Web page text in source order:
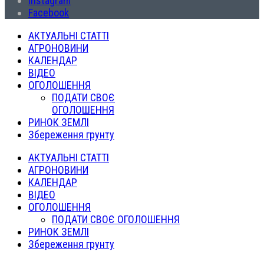
Facebook
АКТУАЛЬНІ СТАТТІ
АГРОНОВИНИ
КАЛЕНДАР
ВІДЕО
ОГОЛОШЕННЯ
ПОДАТИ СВОЄ
ОГОЛОШЕННЯ
РИНОК ЗЕМЛІ
Збереження грунту
АКТУАЛЬНІ СТАТТІ
АГРОНОВИНИ
КАЛЕНДАР
ВІДЕО
ОГОЛОШЕННЯ
ПОДАТИ СВОЄ ОГОЛОШЕННЯ
РИНОК ЗЕМЛІ
Збереження грунту